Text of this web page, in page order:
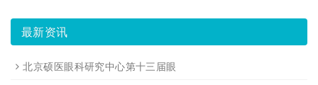
最新资讯
北京硕医眼科研究中心第十三届眼